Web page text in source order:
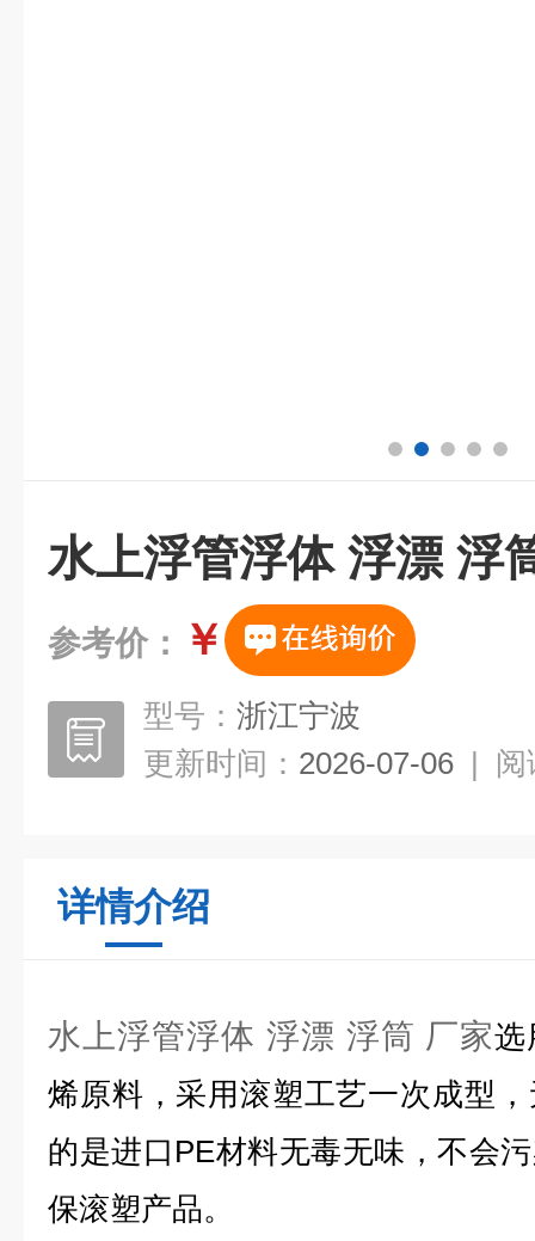
水上浮管浮体 浮漂 浮
参考价： ￥
型号： 浙江宁波
更新时间： 2026-07-06 | 阅
详情介绍
水上浮管浮体 浮漂 浮筒 厂家选
烯原料，采用滚塑工艺一次成型
的是进口PE材料无毒无味，不会
保滚塑产品。